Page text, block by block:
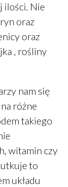
posiłków w ciągu
łyżka oleju
- Miód zamiast
ilości. Nie
oraz
oraz
, rośliny
nam się
różne
takiego
witamin czy
to
układu